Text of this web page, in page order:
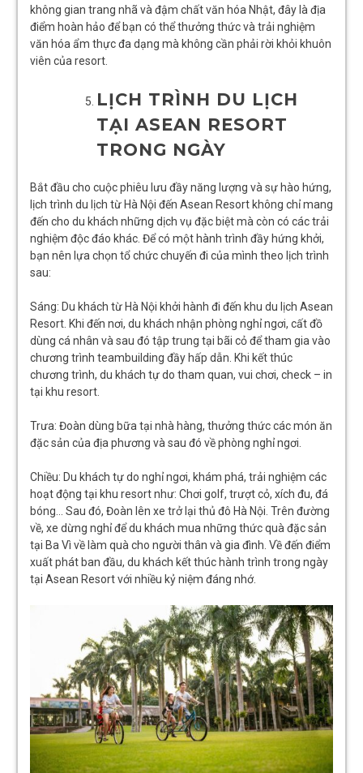
không gian trang nhã và đậm chất văn hóa Nhật, đây là địa
điểm hoàn hảo để bạn có thể thưởng thức và trải nghiệm
văn hóa ẩm thực đa dạng mà không cần phải rời khỏi khuôn
viên của resort.
LỊCH TRÌNH DU LỊCH
TẠI ASEAN RESORT
TRONG NGÀY
Bắt đầu cho cuộc phiêu lưu đầy năng lượng và sự hào hứng,
lịch trình du lịch từ Hà Nội đến Asean Resort không chỉ mang
đến cho du khách những dịch vụ đặc biệt mà còn có các trải
nghiệm độc đáo khác. Để có một hành trình đầy hứng khởi,
bạn nên lựa chọn tổ chức chuyến đi của mình theo lịch trình
sau:
Sáng: Du khách từ Hà Nội khởi hành đi đến khu du lịch Asean
Resort. Khi đến nơi, du khách nhận phòng nghỉ ngơi, cất đồ
dùng cá nhân và sau đó tập trung tại bãi cỏ để tham gia vào
chương trình teambuilding đầy hấp dẫn. Khi kết thúc
chương trình, du khách tự do tham quan, vui chơi, check – in
tại khu resort.
Trưa: Đoàn dùng bữa tại nhà hàng, thưởng thức các món ăn
đặc sản của địa phương và sau đó về phòng nghỉ ngơi.
Chiều: Du khách tự do nghỉ ngơi, khám phá, trải nghiệm các
hoạt động tại khu resort như: Chơi golf, trượt cỏ, xích đu, đá
bóng… Sau đó, Đoàn lên xe trở lại thủ đô Hà Nội. Trên đường
về, xe dừng nghỉ để du khách mua những thức quà đặc sản
tại Ba Vì về làm quà cho người thân và gia đình. Về đến điểm
xuất phát ban đầu, du khách kết thúc hành trình trong ngày
tại Asean Resort với nhiều kỷ niệm đáng nhớ.